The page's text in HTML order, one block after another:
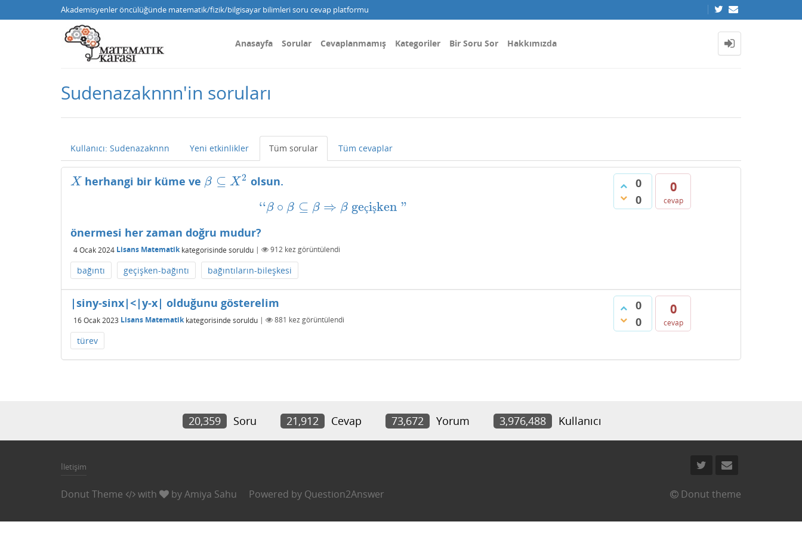
Akademisyenler öncülüğünde matematik/fizik/bilgisayar bilimleri soru cevap platformu
Anasayfa Sorular Cevaplanmamış Kategoriler Bir Soru Sor Hakkımızda
Sudenazaknnn'in soruları
Kullanıcı: Sudenazaknnn Yeni etkinlikler Tüm sorular Tüm cevaplar
0
0
0
cevap
X
X herhangi bir küme ve β ⊆ X2
β⊆X 2 olsun.
‘‘β ∘ β ⊆ β ⇒ β geçişken "
‘‘ β∘ β⊆β⇒βgeçişken"
önermesi her zaman doğru mudur?
4 Ocak 2024 Lisans Matematikkategorisinde soruldu | 912 kez görüntülendi
bağıntı geçişken-bağıntı bağıntıların-bileşkesi
0
0
0
cevap
|siny-sinx|<|y-x| olduğunu gösterelim
16 Ocak 2023 Lisans Matematikkategorisinde soruldu | 881 kez görüntülendi
türev
20,359 Soru 21,912 Cevap 73,672 Yorum 3,976,488 Kullanıcı
İletişim
Donut Theme with byAmiya Sahu Powered by Question2Answer Donut theme